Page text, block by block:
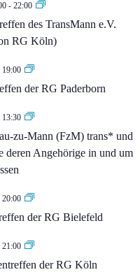
- 22:00
des TransMann e.V.
RG Köln)
19:00
der RG Paderborn
13:30
zu-Mann (FzM) trans* und
deren Angehörige in und um
20:00
der RG Bielefeld
21:00
der RG Köln